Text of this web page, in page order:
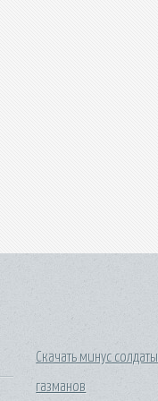
Скачать минус солдаты
газманов